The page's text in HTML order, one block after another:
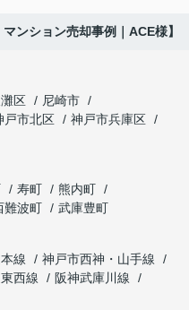
ました。
に考えられるようにな
当に良かったと思ってい
たい物件です。」
に運営してくださること
して引き継ぐことがで
売却となりました。
の査定だけでなく、新居
計画についても丁寧に説
へのアクセス、阪急西宮
業施設など、このエリア
ンション売却事例｜ACE様】
区
尼崎市
戸市北区
神戸市兵庫区
寿町
熊内町
難波町
武庫豊町
線
神戸市西神・山手線
西線
阪神武庫川線